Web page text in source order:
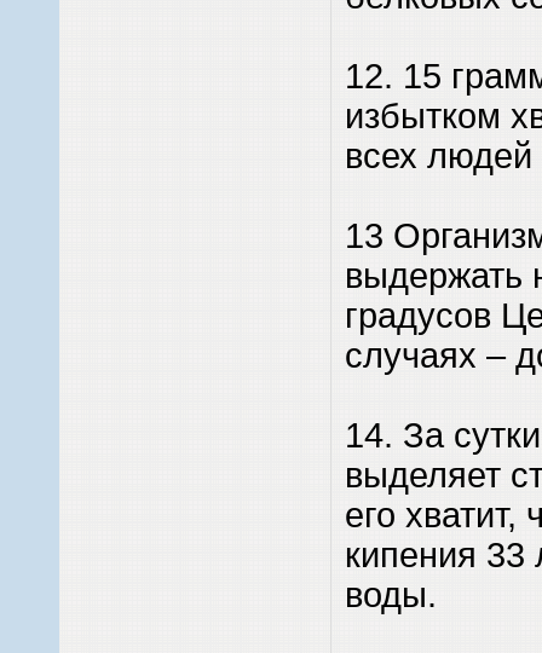
12. 15
избытком
всех
13
выдержать
градусов
случаях –
14. За
выделяет
его хватит,
кипения 33
воды.